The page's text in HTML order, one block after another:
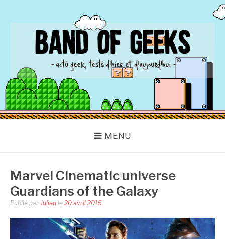
BAND OF GEEKS
Actu Geek d'hier et d'aujourd'hui
MENU
Marvel Cinematic universe
Guardians of the Galaxy
Publié par Julien le 20 avril 2015